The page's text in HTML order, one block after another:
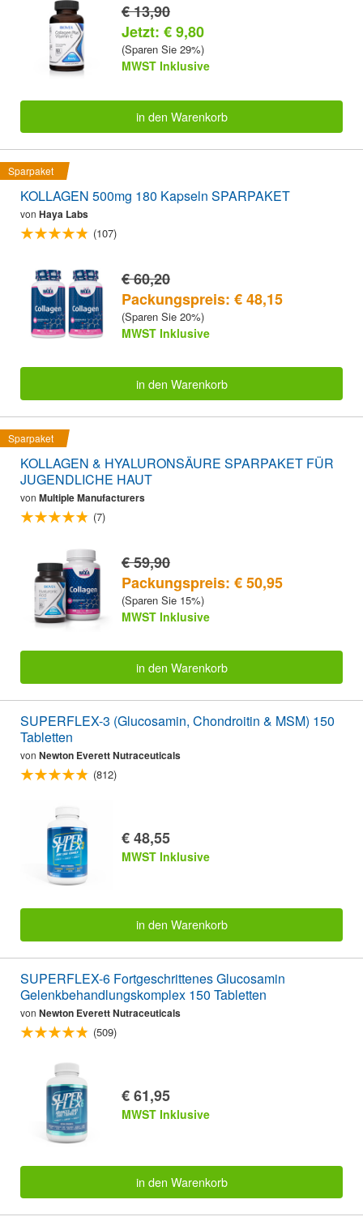
€ 13,90
Jetzt: € 9,80
(Sparen Sie 29%)
MWST Inklusive
in den Warenkorb
Sparpaket
KOLLAGEN 500mg 180 Kapseln SPARPAKET
von Haya Labs
(107)
€ 60,20
Packungspreis: € 48,15
(Sparen Sie 20%)
MWST Inklusive
in den Warenkorb
Sparpaket
KOLLAGEN & HYALURONSÄURE SPARPAKET FÜR
JUGENDLICHE HAUT
von Multiple Manufacturers
(7)
€ 59,90
Packungspreis: € 50,95
(Sparen Sie 15%)
MWST Inklusive
in den Warenkorb
SUPERFLEX-3 (Glucosamin, Chondroitin & MSM) 150
Tabletten
von Newton Everett Nutraceuticals
(812)
€ 48,55
MWST Inklusive
in den Warenkorb
SUPERFLEX-6 Fortgeschrittenes Glucosamin
Gelenkbehandlungskomplex 150 Tabletten
von Newton Everett Nutraceuticals
(509)
€ 61,95
MWST Inklusive
in den Warenkorb